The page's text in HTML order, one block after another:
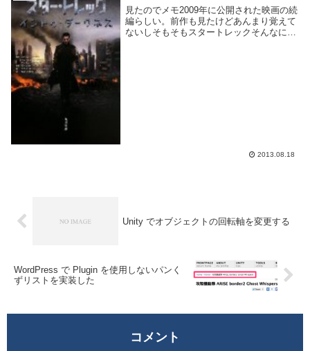
見たのでメモ2009年に公開された映画の続
編らしい。前作も見たけどあんまり覚えて
ないしそもそもスタートレックそんなに知
2013.08.18
Unity でオブジェクトの回転軸を変更する
WordPress で Plugin を使用しないパンく
ずリストを実装した
コメント